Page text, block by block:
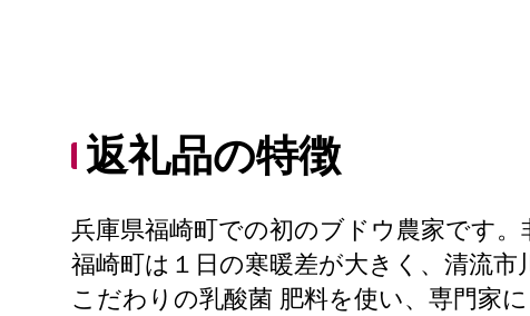
返礼品の特徴
兵庫県福崎町での初のブドウ農家です
福崎町は１日の寒暖差が大きく、清流市
こだわりの乳酸菌 肥料を使い、専門家